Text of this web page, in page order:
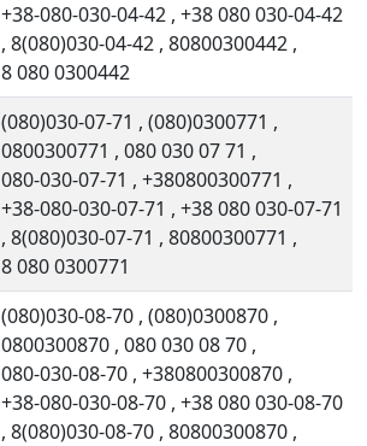
+38-080-030-04-42 , +38 080 030-04-42
, 8(080)030-04-42 , 80800300442 ,
8 080 0300442
(080)030-07-71 , (080)0300771 ,
0800300771 , 080 030 07 71 ,
080-030-07-71 , +380800300771 ,
+38-080-030-07-71 , +38 080 030-07-71
, 8(080)030-07-71 , 80800300771 ,
8 080 0300771
(080)030-08-70 , (080)0300870 ,
0800300870 , 080 030 08 70 ,
080-030-08-70 , +380800300870 ,
+38-080-030-08-70 , +38 080 030-08-70
, 8(080)030-08-70 , 80800300870 ,